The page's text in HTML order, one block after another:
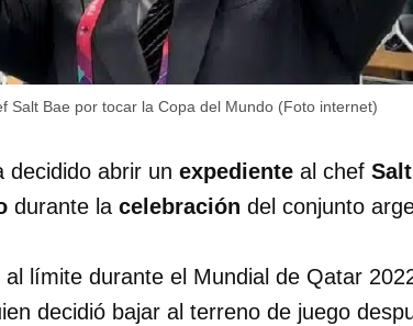
Salt Bae por tocar la Copa del Mundo (Foto internet)
decidido abrir un expediente al chef
durante la celebración del conjunto
límite durante el Mundial de Qatar
decidió bajar al terreno de juego